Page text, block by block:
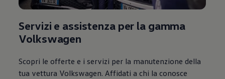
Servizi e assistenza per la gamma
Volkswagen
Scopri le offerte e i servizi per la manutenzione della
tua vettura Volkswagen. Affidati a chi la conosce